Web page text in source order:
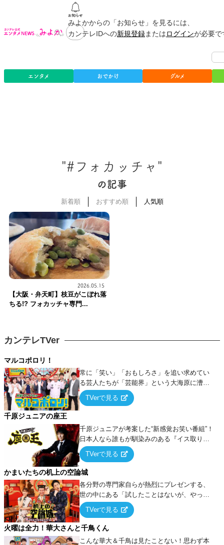
みよかからの「お知らせ」を見るには、
カンテレIDへの新規登録またはログインが必要
エンタメ おでかけ グルメ
"#フォカッチャ"
の記事
新着順 おすすめ順 人気順
2026.05.15
【大阪・弁天町】枝豆がこぼれ落
ちる!? フォカッチャ専門...
カンテレTVer
マルコポロリ！
常に「笑い」「おもしろさ」を追い求めてい
る芸人たちが「芸能界」という大海原に漕ぎ
出でて、新たなオモシロ人間を発掘する！
TVerで見る
千原ジュニアの座王
千原ジュニアが考案した“新感覚お笑い番組”！
日本人なら誰もが馴染みのある『イス取りゲ
ーム』をベースに、大喜利・ギャグ・モノボ
ケ・歌…など様々なお題で芸人がショートネ
タを競い合う！
TVerで見る
かまいたちの机上の空論城
各分野の専門家自らが熱烈にプレゼンする、
世の中にある「試したことはないが、やって
みたらこうなる！…ハズ」という“机上の空
論”に若手芸人らがカラダを張って挑む！
TVerで見る
火曜は全力！華大さんと千鳥くん
こんな華大＆千鳥は見たことない！思わず本